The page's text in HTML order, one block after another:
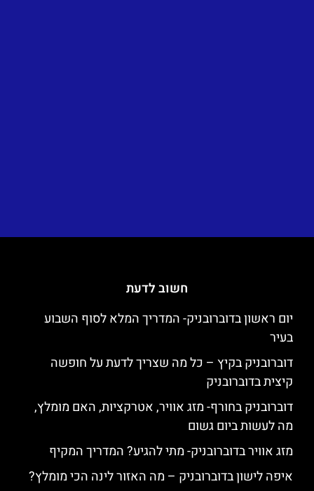
חשוב לדעת
יום ראשון בדוברובניק- המדריך המלא לסוף השבוע
בעיר
דוברובניק בקיץ – כל מה שצריך לדעת על חופשה
קיצית בדוברובניק
דוברובניק בחורף- מזג אוויר, אטרקציות, האם מומלץ,
מה לעשות ביום גשום
מזג אוויר בדוברובניק- מתי להגיע? המדריך המקיף
איפה לישון בדוברובניק – מה האזור לינה הכי מומלץ?